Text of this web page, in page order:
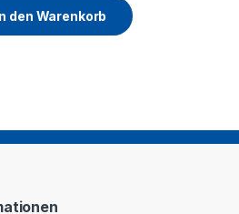
den Warenkorb